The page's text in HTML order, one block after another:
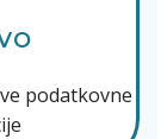
podatkovne